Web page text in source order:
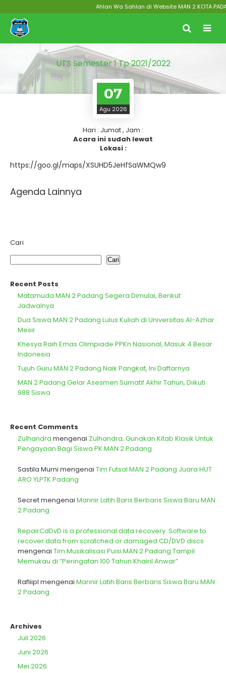
Ahlan Wa Sahlan di Website MAN 2 KOTA
UTS Semester 1 Tp 2021/2022
07
Agu 2026
Hari : Jumat , Jam :
Acara ini sudah lewat
Lokasi :
https://goo.gl/maps/XSUHD5JeHfSaWMQw9
Agenda Lainnya
Cari
Cari
Recent Posts
Matamuda MAN 2 Padang Segera Dimulai, Berikut
Jadwalnya
Dua Siswa MAN 2 Padang Lulus Kuliah di Universitas Al-Azhar
Mesir
Khesya Raih Emas Olimpiade PPKn Nasional, Masuk 4 Besar
Indonesia
Tujuh Guru MAN 2 Padang Naik Pangkat, Ini Daftarnya
MAN 2 Padang Gelar Asesmen Sumatif Akhir Tahun, Diikuti
988 Siswa
Recent Comments
Zulhandra mengenai Zulhandra, Gunakan Kitab Klasik Untuk
Pengayaan Bagi Siswa PK MAN 2 Padang
Sastila Murni mengenai Tim Futsal MAN 2 Padang Juara HUT
ARO YLPTK Padang
Secretmengenai Marinir Latih Baris Berbaris Siswa Baru MAN
2 Padang
RepairCdDvD is a professional data recovery. Software to
recover data from scratched or damaged CD/DVD discs
mengenai Tim Musikalisasi Puisi MAN 2 Padang Tampil
Memukau di “Peringatan 100 Tahun Khairil Anwar”
Rafliipl mengenai Marinir Latih Baris Berbaris Siswa Baru MAN
2 Padang
Archives
Juli 2026
Juni 2026
Mei 2026